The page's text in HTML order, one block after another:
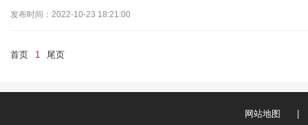
发布时间：2022-10-23 18:21:00
首页 1 尾页
网站地图